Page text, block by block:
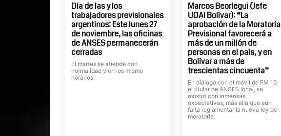
Día de las y los
trabajadores previsionales
argentinos: Este lunes 27
de noviembre, las oficinas
de ANSES permanecerán
cerradas
El martes se atiende con
normalidad y en los mismo
horarios.-
Marcos Beorlegui (Jefe
UDAI Bolívar): “La
aprobación de la Moratoria
Previsional favorecerá a
más de un millón de
personas en el país, y en
Bolívar a más de
trescientas cincuenta”
En diálogo con el móvil de FM 10,
el titular de ANSES local, se
mostró con inmensas
expectativas, más allá que aún
falta reglamentar la nueva ley de
moratoria.